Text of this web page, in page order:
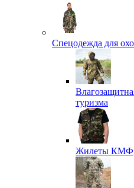
Спецодежда для
туризма
Жилеты КМФ